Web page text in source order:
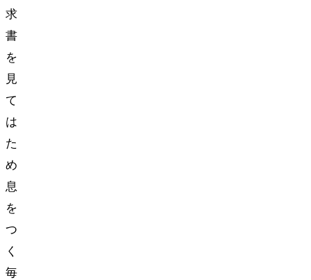
求
書
を
見
て
は
た
め
息
を
つ
く
毎